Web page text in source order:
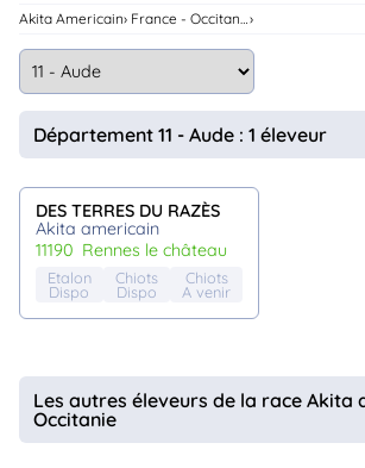
Services
..
Assurances
Connexion
Akita Americain France - Occitanie
Département 11 - Aude : 1 éleveur
DES TERRES DU RAZÈS
Akita americain
11190
rennes le château
Etalon
Dispo
Chiots
Dispo
Chiots
A venir
Les autres éleveurs de la race Akita
Occitanie